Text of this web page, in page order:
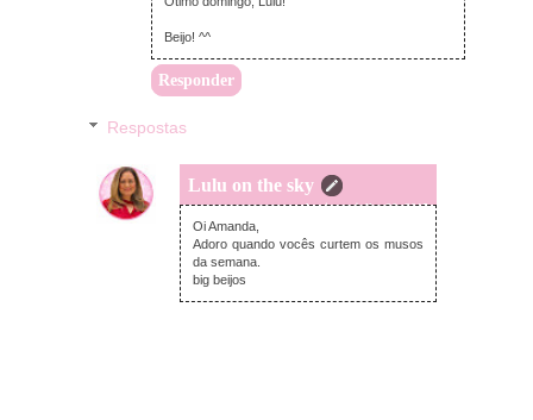
Beijo! ^^
Responder
Respostas
Lulu on the sky
domingo, julho 26, 2015
Oi Amanda,
Adoro quando vocês curtem os musos
da semana.
big beijos